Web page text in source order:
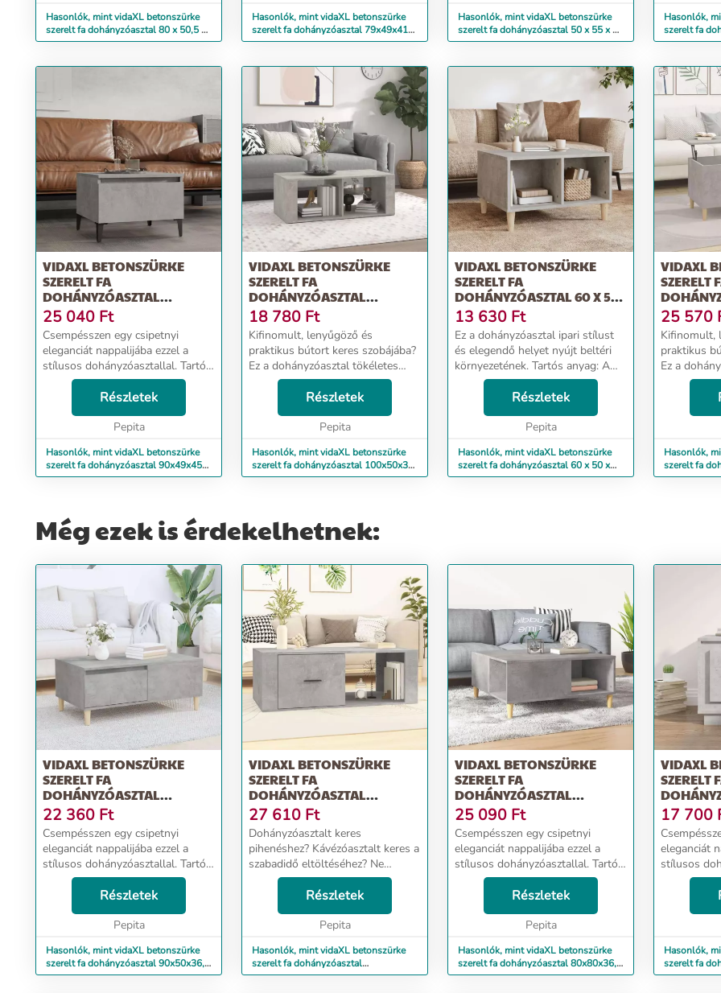
Hasonlók, mint vidaXL betonszürke
szerelt fa dohányzóasztal 80 x 50,5 x
41,5 cm
Hasonlók, mint vidaXL betonszürke
szerelt fa dohányzóasztal 79x49x41
cm
Hasonlók, mint vidaXL betonszürke
szerelt fa dohányzóasztal 50 x 55 x 40
cm
Hasonlók,
szerelt fa
40 cm
VIDAXL BETONSZÜRKE
SZERELT FA
DOHÁNYZÓASZTAL
90X49X45 CM
25 040 Ft
Csempésszen egy csipetnyi
eleganciát nappalijába ezzel a
stílusos dohányzóasztallal. Tartós
anyag: A szerelt fa kivételes
minőségű, sima felületű, szilárd,
stabil, és ellenáll a nedvességnek.
Részletek
Pepita
Hasonlók, mint vidaXL betonszürke
szerelt fa dohányzóasztal 90x49x45
cm
VIDAXL BETONSZÜRKE
SZERELT FA
DOHÁNYZÓASZTAL
100X50X36 CM
18 780 Ft
Kifinomult, lenyűgöző és
praktikus bútort keres szobájába?
Ez a dohányzóasztal tökéletes
választás. Tartós anyag: A szerelt
fa kivételes minőségű, sima
felületű, szilárd, stabil, és ellenáll
Részletek
Pepita
Hasonlók, mint vidaXL betonszürke
szerelt fa dohányzóasztal 100x50x36
cm
VIDAXL BETONSZÜRKE
SZERELT FA
DOHÁNYZÓASZTAL 60 X 50
X 36,5 CM
13 630 Ft
Ez a dohányzóasztal ipari stílust
és elegendő helyet nyújt beltéri
környezetének. Tartós anyag: A
szerelt fa kivételes minőségű,
sima felületű, szilárd, stabil, és
ellenáll a nedvességnek.Bőséges
Részletek
Pepita
Hasonlók, mint vidaXL betonszürke
szerelt fa dohányzóasztal 60 x 50 x
36,5 cm
VIDAXL
SZERELT
25 570
Kifinomult,
praktikus
Ez a
választás.
kényelmes
Hasonlók,
szerelt fa
cm
Még ezek is érdekelhetnek:
VIDAXL BETONSZÜRKE
SZERELT FA
DOHÁNYZÓASZTAL
90X50X36,5 CM
22 360 Ft
Csempésszen egy csipetnyi
eleganciát nappalijába ezzel a
stílusos dohányzóasztallal. Tartós
anyag: A szerelt fa kivételes
minőségű, sima felületű, szilárd,
stabil, és ellenáll a nedvességnek.
Részletek
Pepita
Hasonlók, mint vidaXL betonszürke
szerelt fa dohányzóasztal 90x50x36,5
cm
VIDAXL BETONSZÜRKE
SZERELT FA
DOHÁNYZÓASZTAL
100X50,5X35 CM
27 610 Ft
Dohányzóasztalt keres
pihenéshez? Kávézóasztalt keres a
szabadidő eltöltéséhez? Ne
keressen tovább, mint ez a
funkcionális dohányzóasztal,
amely egyedi vizuális élményt
nyújt a térnek. Tartós anyag: A...
Részletek
Pepita
Hasonlók, mint vidaXL betonszürke
szerelt fa dohányzóasztal
100x50,5x35 cm
VIDAXL BETONSZÜRKE
SZERELT FA
DOHÁNYZÓASZTAL
80X80X36,5 CM
25 090 Ft
Csempésszen egy csipetnyi
eleganciát nappalijába ezzel a
stílusos dohányzóasztallal. Tartós
anyag: A szerelt fa kivételes
minőségű, sima felületű, szilárd,
stabil, és ellenáll a nedvességnek.
Részletek
Pepita
Hasonlók, mint vidaXL betonszürke
szerelt fa dohányzóasztal 80x80x36,5
cm
VIDAXL
SZERELT
51X50X44
17 700
eleganciát
stílusos
anyag: A
minőségű,
stabil, és
Hasonlók,
szerelt fa
cm